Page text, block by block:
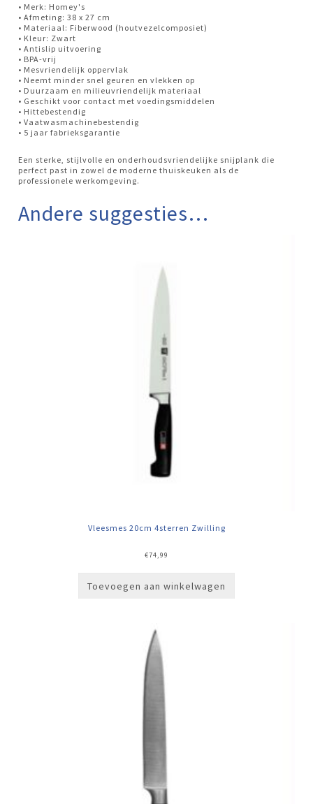
• Merk: Homey's
• Afmeting: 38 x 27 cm
• Materiaal: Fiberwood (houtvezelcomposiet)
• Kleur: Zwart
• Antislip uitvoering
• BPA-vrij
• Mesvriendelijk oppervlak
• Neemt minder snel geuren en vlekken op
• Duurzaam en milieuvriendelijk materiaal
• Geschikt voor contact met voedingsmiddelen
• Hittebestendig
• Vaatwasmachinebestendig
• 5 jaar fabrieksgarantie
Een sterke, stijlvolle en onderhoudsvriendelijke snijplank die
perfect past in zowel de moderne thuiskeuken als de
professionele werkomgeving.
Andere suggesties…
Vleesmes 20cm 4sterren Zwilling
€74,99
Toevoegen aan winkelwagen